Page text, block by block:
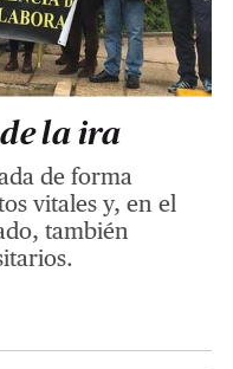
la ira
de forma
vitales y, en el
también